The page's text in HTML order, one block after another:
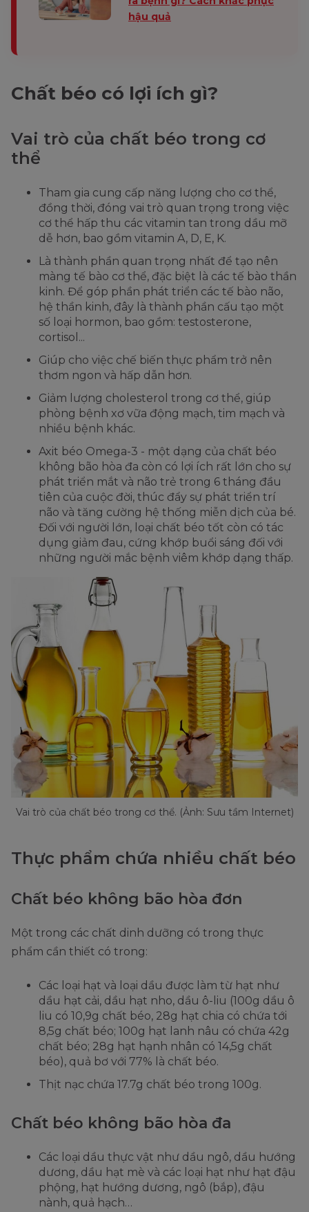
hậu quả
Chất béo có lợi ích gì?
Vai trò của chất béo trong cơ
thể
Tham gia cung cấp năng lượng cho cơ thể,
đồng thời, đóng vai trò quan trọng trong việc
cơ thể hấp thu các vitamin tan trong dầu mỡ
dễ hơn, bao gồm vitamin A, D, E, K.
Là thành phần quan trọng nhất để tạo nên
màng tế bào cơ thể, đặc biệt là các tế bào thần
kinh. Để góp phần phát triển các tế bào não,
hệ thần kinh, đây là thành phần cấu tạo một
số loại hormon, bao gồm: testosterone,
cortisol...
Giúp cho việc chế biến thực phẩm trở nên
thơm ngon và hấp dẫn hơn.
Giảm lượng cholesterol trong cơ thể, giúp
phòng bệnh xơ vữa động mạch, tim mạch và
nhiều bệnh khác.
Axit béo Omega-3 - một dạng của chất béo
không bão hòa đa còn có lợi ích rất lớn cho sự
phát triển mắt và não trẻ trong 6 tháng đầu
tiên của cuộc đời, thúc đẩy sự phát triển trí
não và tăng cường hệ thống miễn dịch của bé.
Đối với người lớn, loại chất béo tốt còn có tác
dụng giảm đau, cứng khớp buổi sáng đối với
những người mắc bệnh viêm khớp dạng thấp.
Vai trò của chất béo trong cơ thể. (Ảnh: Sưu tầm Internet)
Thực phẩm chứa nhiều chất béo
Chất béo không bão hòa đơn
Một trong các chất dinh dưỡng có trong thực
phẩm cần thiết có trong:
Các loại hạt và loại dầu được làm từ hạt như
dầu hạt cải, dầu hạt nho, dầu ô-liu (100g dầu ô
liu có 10,9g chất béo, 28g hạt chia có chứa tới
8,5g chất béo; 100g hạt lanh nâu có chứa 42g
chất béo; 28g hạt hạnh nhân có 14,5g chất
béo), quả bơ với 77% là chất béo.
Thịt nạc chứa 17.7g chất béo trong 100g.
Chất béo không bão hòa đa
Các loại dầu thực vật như dầu ngô, dầu hướng
dương, dầu hạt mè và các loại hạt như hạt đậu
phộng, hạt hướng dương, ngô (bắp), đậu
nành, quả hạch…